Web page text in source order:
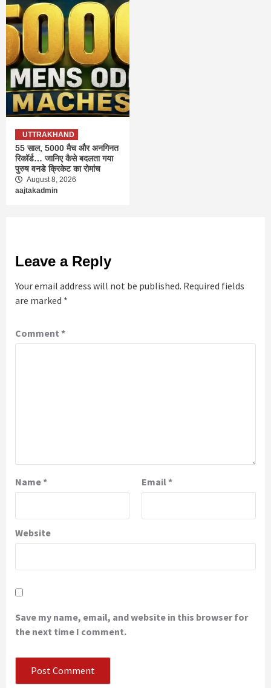
UTTRAKHAND
55 साल, 5000 मैच और अनगिनत
रिकॉर्ड… जानिए कैसे बदलता गया
पुरुष वनडे क्रिकेट का रोमांच
August 8, 2026
aajtakadmin
Leave a Reply
Your email address will not be published. Required fields
are marked *
Comment *
Name* Email *
Website
Save my name, email, and website in this browser for
the next time I comment.